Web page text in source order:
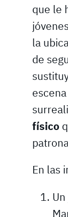
que le
la
de
físico
En las